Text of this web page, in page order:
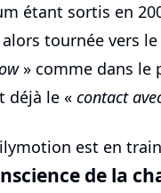
étant sortis en
tournée vers
» comme dans le
déjà le « contact
est en
de la